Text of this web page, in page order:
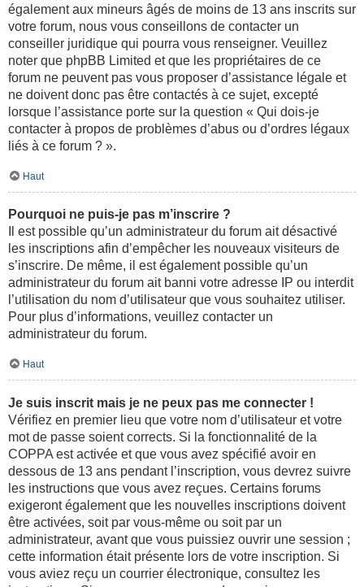
également aux mineurs âgés de moins de 13 ans inscrits sur
votre forum, nous vous conseillons de contacter un
conseiller juridique qui pourra vous renseigner. Veuillez
noter que phpBB Limited et que les propriétaires de ce
forum ne peuvent pas vous proposer d’assistance légale et
ne doivent donc pas être contactés à ce sujet, excepté
lorsque l’assistance porte sur la question « Qui dois-je
contacter à propos de problèmes d’abus ou d’ordres légaux
liés à ce forum ? ».
Haut
Pourquoi ne puis-je pas m’inscrire ?
Il est possible qu’un administrateur du forum ait désactivé
les inscriptions afin d’empêcher les nouveaux visiteurs de
s’inscrire. De même, il est également possible qu’un
administrateur du forum ait banni votre adresse IP ou interdit
l’utilisation du nom d’utilisateur que vous souhaitez utiliser.
Pour plus d’informations, veuillez contacter un
administrateur du forum.
Haut
Je suis inscrit mais je ne peux pas me connecter !
Vérifiez en premier lieu que votre nom d’utilisateur et votre
mot de passe soient corrects. Si la fonctionnalité de la
COPPA est activée et que vous avez spécifié avoir en
dessous de 13 ans pendant l’inscription, vous devrez suivre
les instructions que vous avez reçues. Certains forums
exigeront également que les nouvelles inscriptions doivent
être activées, soit par vous-même ou soit par un
administrateur, avant que vous puissiez ouvrir une session ;
cette information était présente lors de votre inscription. Si
vous aviez reçu un courrier électronique, consultez les